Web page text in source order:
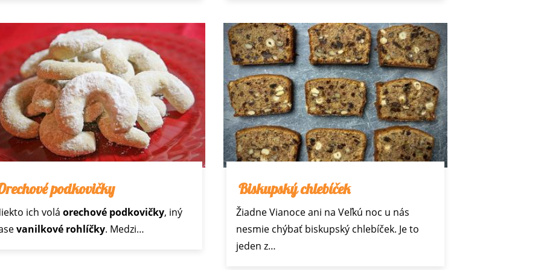
podkovičky
ich volá orechové podkovičky, iný
vanilkové rohlíčky. Medzi…
Biskupský chlebíček
ŽiadneVianoceani na Veľkú noc u nás
nesmie chýbať biskupský chlebíček. Je to
jeden z…